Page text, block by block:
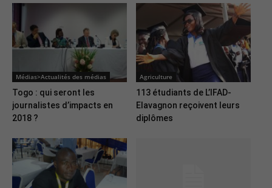
Médias>Actualités des médias
Togo : qui seront les
journalistes d’impacts en
2018 ?
Agriculture
113 étudiants de L’IFAD-
Elavagnon reçoivent leurs
diplômes